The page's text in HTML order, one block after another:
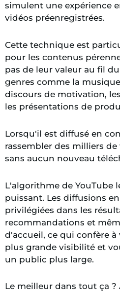
simulent une expérience
vidéos préenregistrées.
Cette technique est
pour les contenus
pas de leur valeur au fil
genres comme la
discours de motivation,
les présentations de
Lorsqu'il est diffusé en
rassembler des milliers
sans aucun nouveau
L'algorithme de YouTube
puissant. Les diffusions
privilégiées dans les
recommandations et
d'accueil, ce qui confère
plus grande visibilité et
un public plus large.
Le meilleur dans tout ça ?